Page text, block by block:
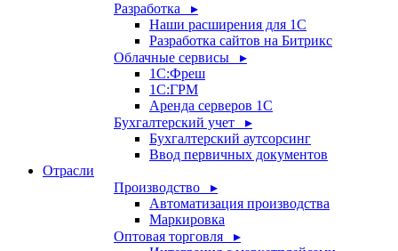
Разработка ▸
Наши расширения для 1С
Разработка сайтов на Битрикс
Облачные сервисы ▸
1С:Фреш
1С:ГРМ
Аренда серверов 1С
Бухгалтерский учет ▸
Бухгалтерский аутсорсинг
Ввод первичных документов
Отрасли
Производство ▸
Автоматизация производства
Маркировка
Оптовая торговля ▸